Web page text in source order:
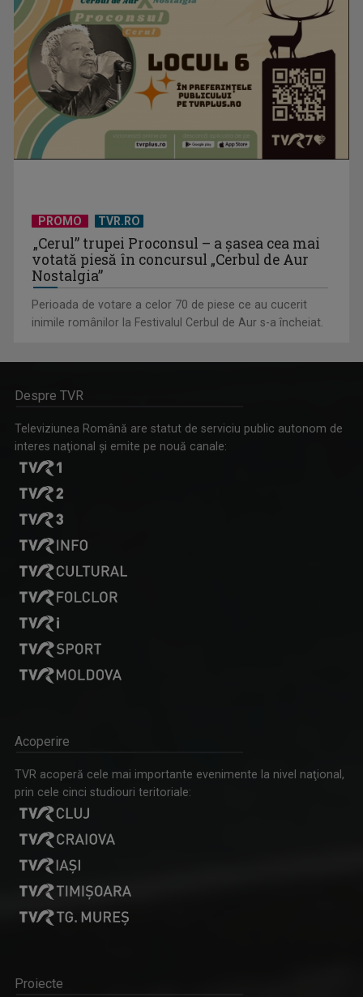
PROMO TVR.RO
„Cerul” trupei Proconsul – a şasea cea mai
votată piesă în concursul „Cerbul de Aur
Nostalgia”
Perioada de votare a celor 70 de piese ce au cucerit
inimile românilor la Festivalul Cerbul de Aur s-a încheiat.
Despre TVR
Televiziunea Română are statut de serviciu public autonom de
interes naţional şi emite pe nouă canale:
Acoperire
TVR acoperă cele mai importante evenimente la nivel naţional,
prin cele cinci studiouri teritoriale:
Proiecte